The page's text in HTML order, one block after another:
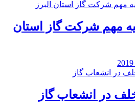
مهم شرکت گاز استان
در انشعاب گاز